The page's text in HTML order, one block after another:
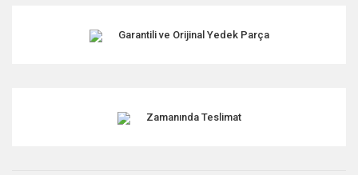
Garantili ve Orijinal Yedek Parça
Zamanında Teslimat